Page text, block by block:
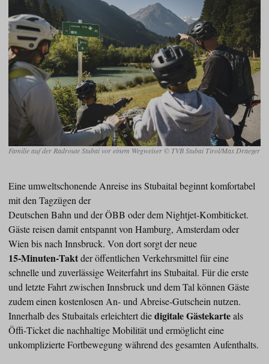
Familie auf der Radroute Stubai vor einem Wegweiser © TVB Stubai Tirol/Max Draeger
Eine umweltschonende Anreise ins Stubaital beginnt komfortabel
mit den Tagzügen der
Deutschen Bahn und der ÖBB oder dem Nightjet‑Kombiticket.
Gäste reisen damit entspannt von Hamburg, Amsterdam oder
Wien bis nach Innsbruck. Von dort sorgt der neue
15‑Minuten‑Taktder öffentlichen Verkehrsmittel für eine
schnelle und zuverlässige Weiterfahrt ins Stubaital. Für die erste
und letzte Fahrt zwischen Innsbruck und dem Tal können Gäste
zudem einen kostenlosen An‑ und Abreise‑Gutschein nutzen.
Innerhalb des Stubaitals erleichtert diedigitale Gästekarteals
Öffi‑Ticket die nachhaltige Mobilität und ermöglicht eine
unkomplizierte Fortbewegung während des gesamten Aufenthalts.